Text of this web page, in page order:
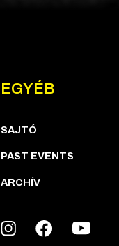
EGYÉB
SAJTÓ
PAST EVENTS
ARCHÍV